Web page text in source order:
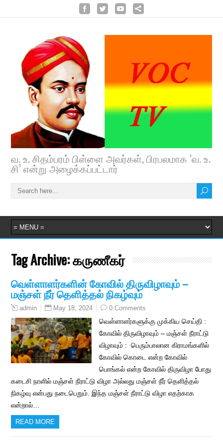
வ. உ. சிதம்பரம் பிள்ளை அவர்கள், பிரபலமாக ‘வ. உ.
சி’ என்று அழைக்கப்பட்டார்
Tag Archive:கருணீகர்
வெள்ளாளர்களின் கோவில் திருவிழாவும் –
மஞ்சள் நீர் தெளித்தல் நிகழ்வும்
admin May 18, 2024 0 Comments
வெள்ளாளர்களுக்கு முக்கிய செய்தி :
கோவில் திருவிழாவும் – மஞ்சள் நீராட்டு
விழாவும் : பெரும்பாலான கிராமங்களில்
கோவில் கொடை என்ற கோவில்
பொங்கல் என்ற கோவில் திருவிழா போது
கடைசி நாளில் மஞ்சள் நீராட்டு விழா அல்லது மஞ்சள் நீர் தெளித்தல்
நிகழ்வு என்பது நடைபெறும். இந்த மஞ்சள் நீராட்டு விழா எதற்காக
என்றால்…
READ MORE